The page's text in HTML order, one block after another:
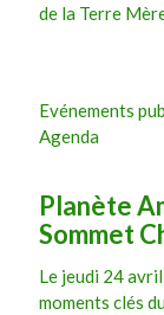
de la Terre
Evénements
Agenda
Planète
Sommet
Le jeudi 24
moments clés